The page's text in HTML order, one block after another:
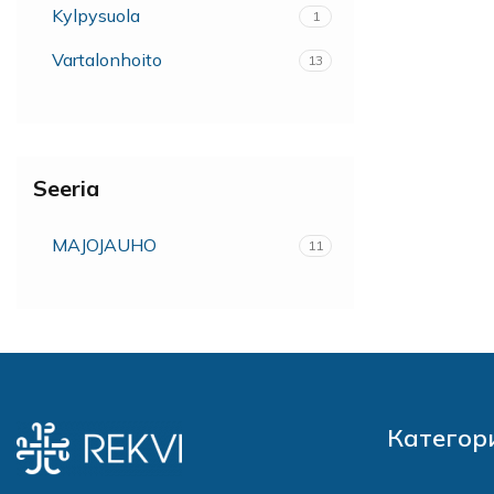
Kylpysuola 1
Vartalonhoito 13
Seeria
MAJOJAUHO 11